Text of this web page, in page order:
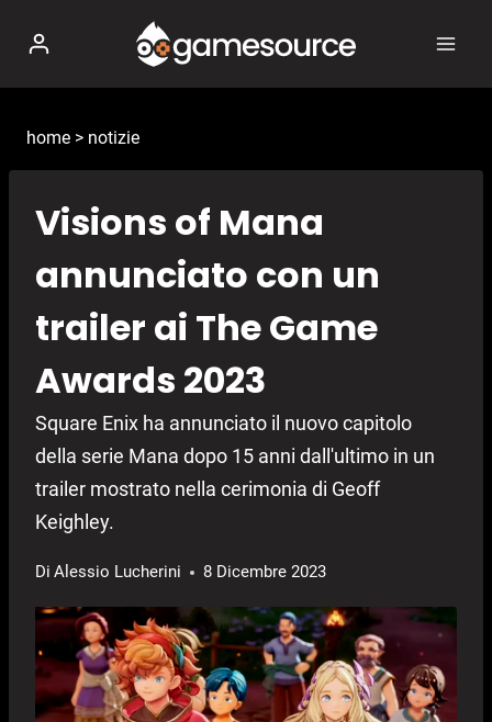
contenuto
home > notizie
Visions of Mana
annunciato con un
trailer ai The Game
Awards 2023
Square Enix ha annunciato il nuovo capitolo
della serie Mana dopo 15 anni dall'ultimo in un
trailer mostrato nella cerimonia di Geoff
Keighley.
Di Alessio Lucherini 8 Dicembre 2023